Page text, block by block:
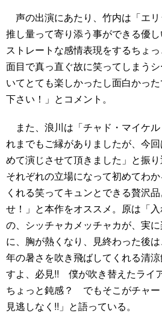
声の出演にあたり、竹内は「エ
推し量って寄り添う事ができる優
ストレートな感情表現をするちょ
面目で真っ直ぐ故に笑ってしまう
いてとても楽しかったし面白かっ
下さい！」とコメント。
また、浪川は「チャド・マイケ
れまでもご縁がありましたが、今
めて演じさせて頂きました」と振
それぞれの立場になって初めてわ
くれる笑ってキュンとできる贅沢
せ！」と本作をオススメ。原は「
の、シッチャカメッチャカが、実
に、胸が熱くなり、見終わった後
年の暑さを吹き飛ばしてくれる清
すよ、必見!! 僕が吹き替えたライ
ちょっと鈍感？ でもそこがチャー
見逃しなく!!」と語っている。